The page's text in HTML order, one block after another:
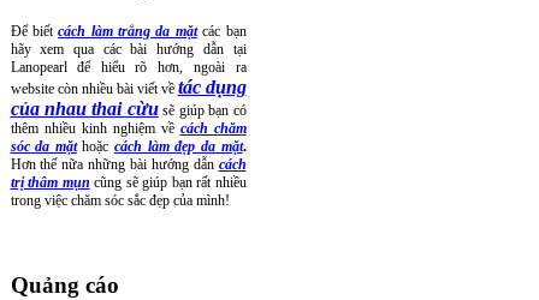
Để biếtcách làm trắng da mặt các bạn
hãy xem qua các bài hướng dẫn tại
Lanopearl để hiểu rõ hơn, ngoài ra
website còn nhiều bài viết về tác dụng
của nhau thai cừusẽ giúp bạn có
thêm nhiều kinh nghiệm về cách chăm
sóc da mặt hoặc cách làm đẹp da mặt.
Hơn thế nữa những bài hướng dẫn cách
trị thâm mụn cũng sẽ giúp bạn rất nhiều
trong việc chăm sóc sắc đẹp của mình!
Quảng cáo